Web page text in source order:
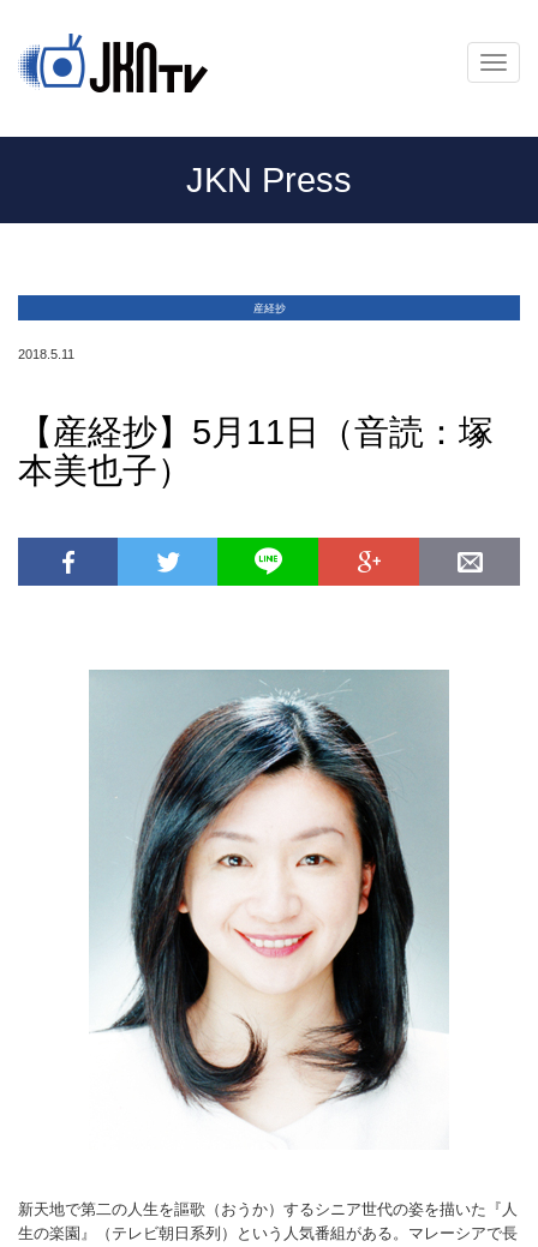
メ
ニ
ー
JKN Press
産経抄
2018.5.11
【産経抄】5月11日（音読：塚
本美也子）
新天地で第二の人生を謳歌（おうか）するシニア世代の姿を描いた『人
生の楽園』（テレビ朝日系列）という人気番組がある。マレーシアで長